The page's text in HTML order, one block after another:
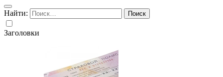
Найти:
Заголовки